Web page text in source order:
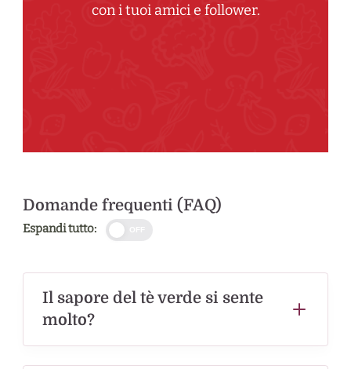
con i tuoi amici e follower.
Domande frequenti (FAQ)
Espandi tutto:
Il sapore del tè verde si sente
molto?